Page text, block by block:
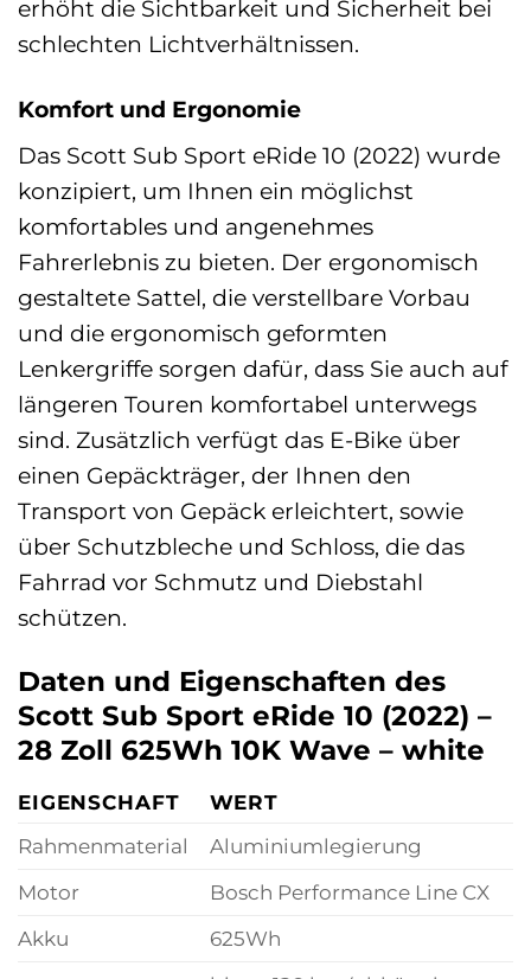
erhöht die Sichtbarkeit und Sicherheit bei
schlechten Lichtverhältnissen.
Komfort und Ergonomie
Das Scott Sub Sport eRide 10 (2022) wurde
konzipiert, um Ihnen ein möglichst
komfortables und angenehmes
Fahrerlebnis zu bieten. Der ergonomisch
gestaltete Sattel, die verstellbare Vorbau
und die ergonomisch geformten
Lenkergriffe sorgen dafür, dass Sie auch auf
längeren Touren komfortabel unterwegs
sind. Zusätzlich verfügt das E-Bike über
einen Gepäckträger, der Ihnen den
Transport von Gepäck erleichtert, sowie
über Schutzbleche und Schloss, die das
Fahrrad vor Schmutz und Diebstahl
schützen.
Daten und Eigenschaften des
Scott Sub Sport eRide 10 (2022) –
28 Zoll 625Wh 10K Wave – white
EIGENSCHAFT
WERT
Rahmenmaterial
Aluminiumlegierung
Motor
Bosch Performance Line CX
Akku
625Wh